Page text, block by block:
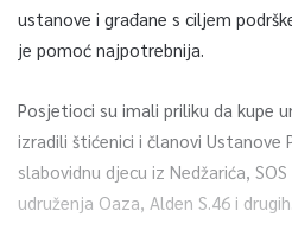
ustanove i građane s ciljem
je pomoć najpotrebnija.
Posjetioci su imali priliku da kupe
izradili štićenici i članovi Ustanove
slabovidnu djecu iz Nedžarića,
udruženja Oaza, Alden S.46 i drugih.